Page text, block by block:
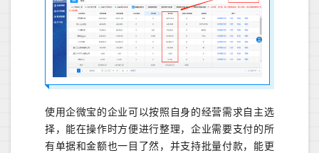
使用企微宝的企业可以按照自身的经营需求自主选
择，能在操作时方便进行整理，企业需要支付的所
有单据和金额也一目了然，并支持批量付款，能更